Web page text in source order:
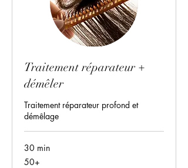
Traitement réparateur +
démêler
Traitement réparateur profond et
démêlage
30 min
50+
50+